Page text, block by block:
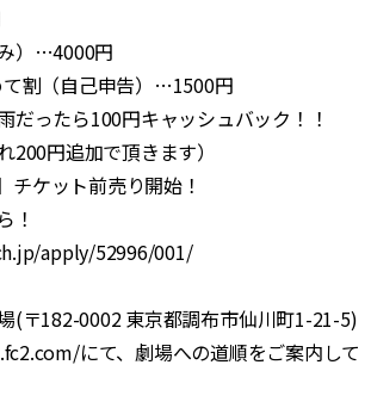
）…4000円
て割（自己申告）…1500円
だったら100円キャッシュバック！！
200円追加で頂きます）
チケット前売り開始！
！
apply/52996/001/
(〒182-0002 東京都調布市仙川町1-21-5)
にて、劇場への道順をご案内して